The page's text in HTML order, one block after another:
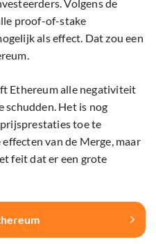
Volgens de
proof-of-stake
als effect. Dat zou een
Ethereum alle negativiteit
schudden. Het is nog
toe te
van de Merge, maar
feit dat er een grote